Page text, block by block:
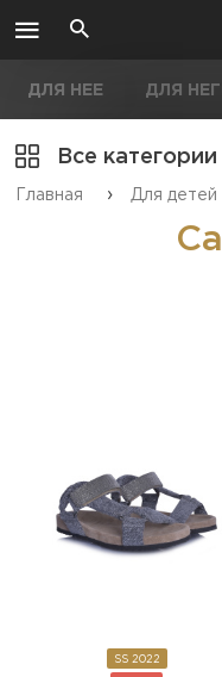
ДЛЯ НЕЕ ДЛЯ
Все категории
Главная › Для детей
SS 2022